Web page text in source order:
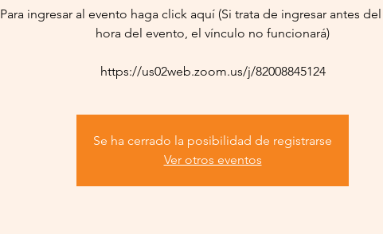
Para ingresar al evento haga click aquí (Si trata de ingresar antes
hora del evento, el vínculo no funcionará)
https://us02web.zoom.us/j/82008845124
Se ha cerrado la posibilidad de registrarse
Ver otros eventos